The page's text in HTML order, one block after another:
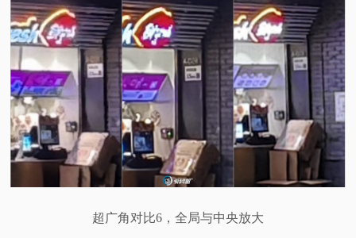
超广角对比6，全局与中央放大